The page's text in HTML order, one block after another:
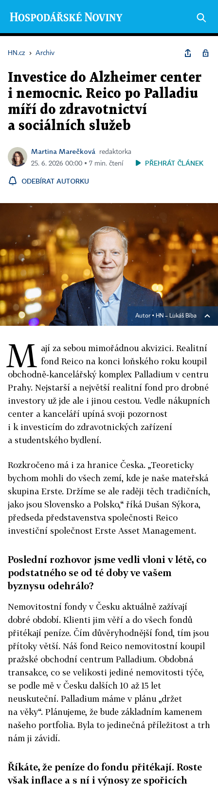
HN.cz › Archiv
Investice do Alzheimer center
i nemocnic. Reico po Palladiu
míří do zdravotnictví
a sociálních služeb
Martina Marečková
redaktorka
25. 6. 2026 00:00 ▪ 7 min. čtení
PŘEHRÁT ČLÁNEK
ODEBÍRAT AUTORKU
Autor ▪ HN – Lukáš Bíba
M ají za sebou mimořádnou akvizici. Realitní
fond Reico na konci loňského roku koupil
obchodně‑kancelářský komplex Palladium v centru
Prahy. Nejstarší a největší realitní fond pro drobné
investory už jde ale i jinou cestou. Vedle nákupních
center a kanceláří upíná svoji pozornost
i k investicím do zdravotnických zařízení
a studentského bydlení.
Rozkročeno má i za hranice Česka. „Teoreticky
bychom mohli do všech zemí, kde je naše mateřská
skupina Erste. Držíme se ale raději těch tradičních,
jako jsou Slovensko a Polsko,“ říká Dušan Sýkora,
předseda představenstva společnosti Reico
investiční společnost Erste Asset Management.
Poslední rozhovor jsme vedli vloni v létě, co
podstatného se od té doby ve vašem
byznysu odehrálo?
Nemovitostní fondy v Česku aktuálně zažívají
dobré období. Klienti jim věří a do všech fondů
přitékají peníze. Čím důvěryhodnější fond, tím jsou
přítoky větší. Náš fond Reico nemovitostní koupil
pražské obchodní centrum Palladium. Obdobná
transakce, co se velikosti jediné nemovitosti týče,
se podle mě v Česku dalších 10 až 15 let
neuskuteční. Palladium máme v plánu „držet
na věky“. Plánujeme, že bude základním kamenem
našeho portfolia. Byla to jedinečná příležitost a trh
nám ji závidí.
Říkáte, že peníze do fondu přitékají. Roste
však inflace a s ní i výnosy ze spořicích